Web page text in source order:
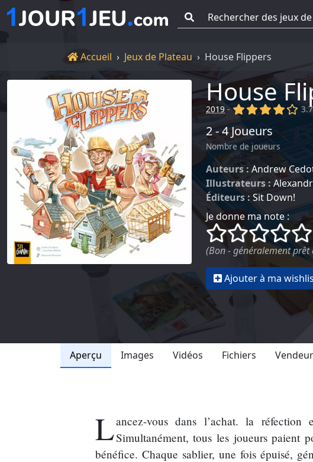
Accueil
Accueil Jeux de Plateau House Flippers
House
2019 - (x) (x) (x) (x) ()
2 - 4 Joueurs
Nombre de joueurs
Auteurs : Andrew
Illustrateurs :
Éditeurs : Sit Down!
Je donne ma note :
()
() () ()
(Bon - généralement prêt
Ajouter à ma
Aperçu Images Vidéos Fichiers
Lancez-vous dans l’achat. la
Simultanément, tous les joueurs paient
bénéfice. Chaque sablier, une fois épuisé,